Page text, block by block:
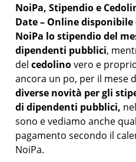
NoiPa, Stipendio e
Date – Online
NoiPa lo stipendio del
dipendenti pubblici,
delcedolinovero e
ancora un po, per il mese
diverse novità per gli
di dipendenti pubblici,
sono e vediamo anche
pagamento secondo il
NoiPa.